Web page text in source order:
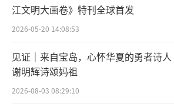
江文明大画卷》特刊全球首发
2026-05-20 14:08:53
见证｜来自宝岛，心怀华夏的勇者诗人
谢明辉诗颂妈祖
2026-08-03 08:29:10